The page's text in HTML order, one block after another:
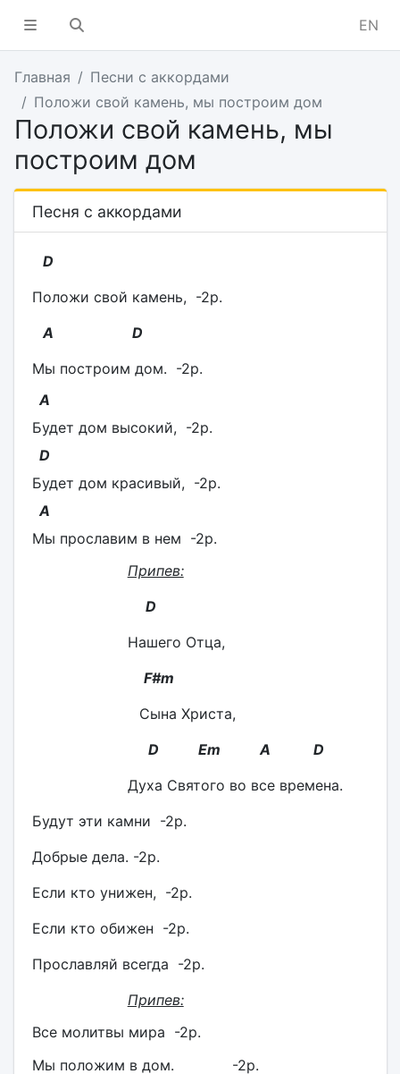
EN
Главная
Песни с аккордами
Положи свой камень, мы построим дом
Положи свой камень, мы
построим дом
Песня с аккордами
D
Положи свой камень, -2р.
A D
Мы построим дом. -2р.
А
Будет дом высокий, -2р.
D
Будет дом красивый, -2р.
А
Мы прославим в нем -2р.
Припев:
D
Нашего Отца,
F#m
Сына Христа,
D Em А D
Духа Святого во все времена.
Будут эти камни -2р.
Добрые дела. -2р.
Если кто унижен, -2р.
Если кто обижен -2р.
Прославляй всегда -2р.
Припев:
Все молитвы мира -2р.
Мы положим в дом. -2р.